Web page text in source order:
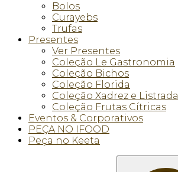
Bolos
Curayebs
Trufas
Presentes
Ver Presentes
Coleção Le Gastronomia
Coleção Bichos
Coleção Florida
Coleção Xadrez e Listrada
Coleção Frutas Cítricas
Eventos & Corporativos
PEÇA NO IFOOD
Peça no Keeta